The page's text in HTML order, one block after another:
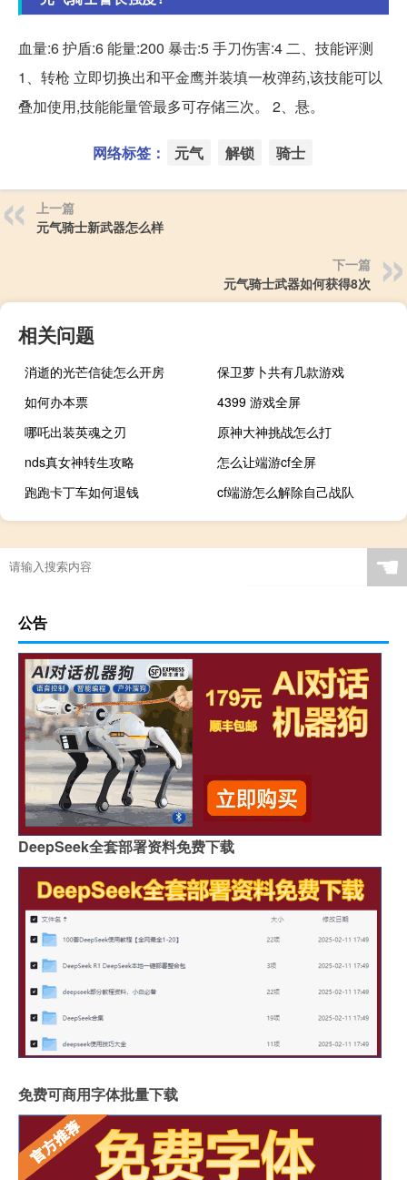
血量:6 护盾:6 能量:200 暴击:5 手刀伤害:4 二、技能评测
1、转枪 立即切换出和平金鹰并装填一枚弹药,该技能可以
叠加使用,技能能量管最多可存储三次。 2、悬。
网络标签： 元气 解锁 骑士
上一篇
元气骑士新武器怎么样
下一篇
元气骑士武器如何获得8次
相关问题
消逝的光芒信徒怎么开房
保卫萝卜共有几款游戏
如何办本票
4399 游戏全屏
哪吒出装英魂之刃
原神大神挑战怎么打
nds真女神转生攻略
怎么让端游cf全屏
跑跑卡丁车如何退钱
cf端游怎么解除自己战队
☚
公告
DeepSeek全套部署资料免费下载
免费可商用字体批量下载